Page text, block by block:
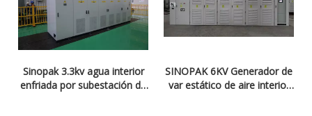
Sinopak 3.3kv agua interior
enfriada por subestación de
SINOPAK 6KV Generador de
var estático de aire interior